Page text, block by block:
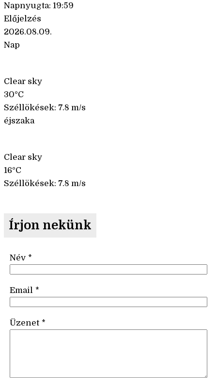
Napnyugta: 19:59
Előjelzés
2026.08.09.
Nap
Clear sky
30°C
Széllökések: 7.8 m/s
éjszaka
Clear sky
16°C
Széllökések: 7.8 m/s
Írjon nekünk
Név *
Email *
Üzenet *